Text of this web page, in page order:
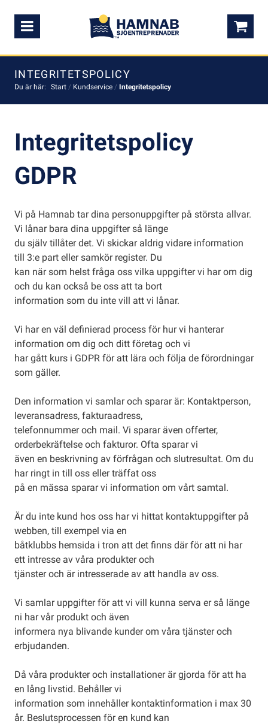
Meny
INTEGRITETSPOLICY
Du är här: Start / Kundservice / Integritetspolicy
Integritetspolicy
GDPR
Vi på Hamnab tar dina personuppgifter på största allvar.
Vi lånar bara dina uppgifter så länge
du själv tillåter det. Vi skickar aldrig vidare information
till 3:e part eller samkör register. Du
kan när som helst fråga oss vilka uppgifter vi har om dig
och du kan också be oss att ta bort
information som du inte vill att vi lånar.
Vi har en väl definierad process för hur vi hanterar
information om dig och ditt företag och vi
har gått kurs i GDPR för att lära och följa de förordningar
som gäller.
Den information vi samlar och sparar är: Kontaktperson,
leveransadress, fakturaadress,
telefonnummer och mail. Vi sparar även offerter,
orderbekräftelse och fakturor. Ofta sparar vi
även en beskrivning av förfrågan och slutresultat. Om du
har ringt in till oss eller träffat oss
på en mässa sparar vi information om vårt samtal.
Är du inte kund hos oss har vi hittat kontaktuppgifter på
webben, till exempel via en
båtklubbs hemsida i tron att det finns där för att ni har
ett intresse av våra produkter och
tjänster och är intresserade av att handla av oss.
Vi samlar uppgifter för att vi vill kunna serva er så länge
ni har vår produkt och även
informera nya blivande kunder om våra tjänster och
erbjudanden.
Då våra produkter och installationer är gjorda för att ha
en lång livstid. Behåller vi
information som innehåller kontaktinformation i max 30
år. Beslutsprocessen för en kund kan